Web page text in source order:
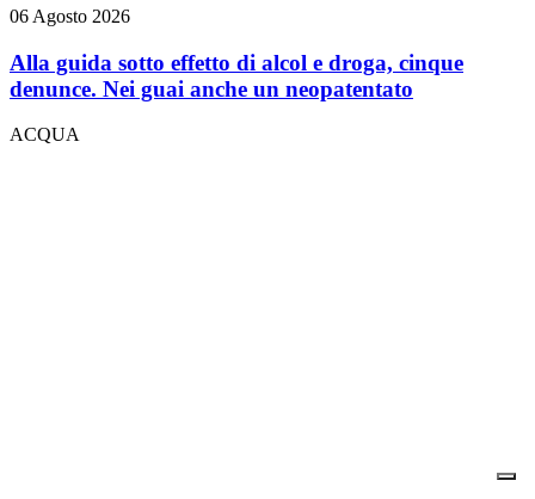
06 Agosto 2026
Alla guida sotto effetto di alcol e droga, cinque
denunce. Nei guai anche un neopatentato
ACQUA